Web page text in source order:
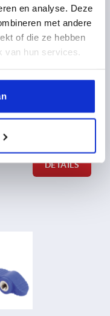
en analyse. Deze
met andere
of die ze hebben
van hun services.
metaal-
DETAILS